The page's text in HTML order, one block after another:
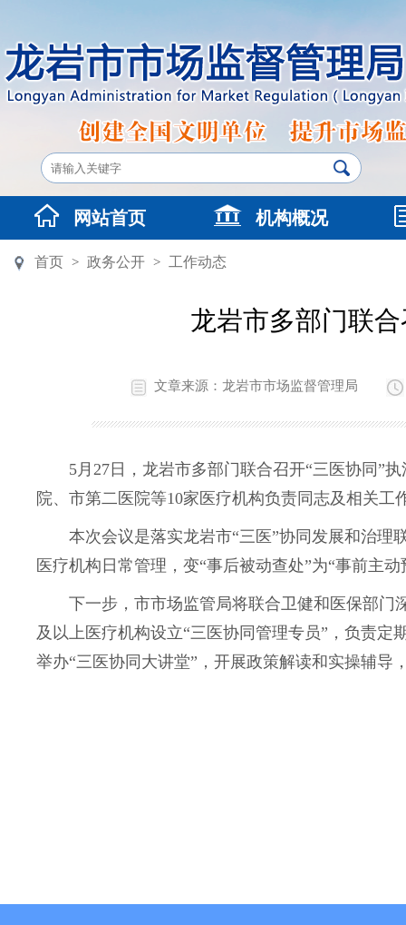
网站首页 机构概况
首页 > 政务公开 > 工作动态
龙岩市多部门联
文章来源：龙岩市市场监督管理局
5月27日，龙岩市多部门联合召开“三医协同”执
院、市第二医院等10家医疗机构负责同志及相关
本次会议是落实龙岩市“三医”协同发展和治理
医疗机构日常管理，变“事后被动查处”为“事前主
下一步，市市场监管局将联合卫健和医保部门深
及以上医疗机构设立“三医协同管理专员”，负责
举办“三医协同大讲堂”，开展政策解读和实操辅